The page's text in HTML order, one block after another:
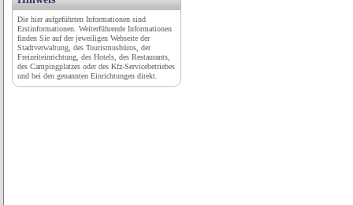
Die hier aufgeführten Informationen sind
Erstinformationen. Weiterführende Informationen
finden Sie auf der jeweiligen Webseite der
Stadtverwaltung, des Tourismusbüros, der
Freizeiteinrichtung, des Hotels, des Restaurants,
des Campingplatzes oder des Kfz-Servicebetriebes
und bei den genannten Einrichtungen direkt.